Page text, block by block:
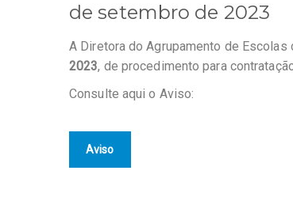
de setembro de 2023
A Diretora do Agrupamento de Escolas
2023, de procedimento para
Consulte aqui o Aviso:
Aviso